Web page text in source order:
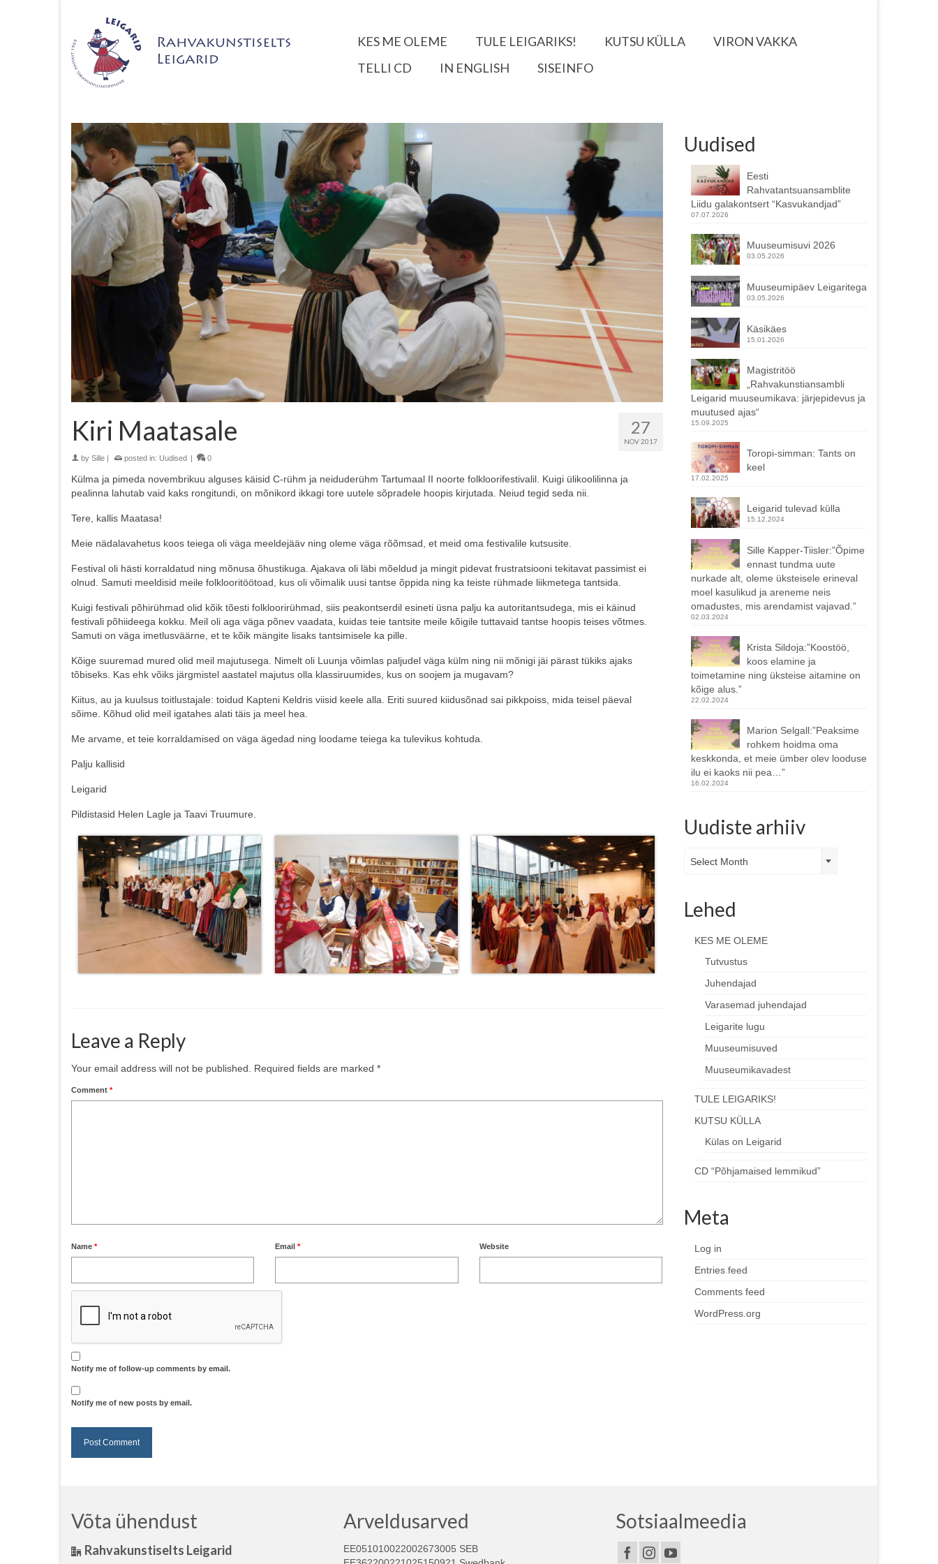
KES ME OLEME TULE LEIGARIKS! KUTSU KÜLLA
VIRON VAKKA
TELLI CD
IN ENGLISH SISEINFO
27
NOV 2017
Kiri Maatasale
by Sille | posted in: Uudised | 0
Külma ja pimeda novembrikuu alguses käisid C-rühm ja neiduderühm Tartumaal II noorte folkloorifestivalil. Kuigi ülikoolilinna ja
pealinna lahutab vaid kaks rongitundi, on mõnikord ikkagi tore uutele sõpradele hoopis kirjutada. Neiud tegid seda nii.
Tere, kallis Maatasa!
Meie nädalavahetus koos teiega oli väga meeldejääv ning oleme väga rõõmsad, et meid oma festivalile kutsusite.
Festival oli hästi korraldatud ning mõnusa õhustikuga. Ajakava oli läbi mõeldud ja mingit pidevat frustratsiooni tekitavat passimist ei
olnud. Samuti meeldisid meile folklooritöötoad, kus oli võimalik uusi tantse õppida ning ka teiste rühmade liikmetega tantsida.
Kuigi festivali põhirühmad olid kõik tõesti folkloorirühmad, siis peakontserdil esineti üsna palju ka autoritantsudega, mis ei käinud
festivali põhiideega kokku. Meil oli aga väga põnev vaadata, kuidas teie tantsite meile kõigile tuttavaid tantse hoopis teises võtmes.
Samuti on väga imetlusväärne, et te kõik mängite lisaks tantsimisele ka pille.
Kõige suuremad mured olid meil majutusega. Nimelt oli Luunja võimlas paljudel väga külm ning nii mõnigi jäi pärast tükiks ajaks
tõbiseks. Kas ehk võiks järgmistel aastatel majutus olla klassiruumides, kus on soojem ja mugavam?
Kiitus, au ja kuulsus toitlustajale: toidud Kapteni Keldris viisid keele alla. Eriti suured kiidusõnad sai pikkpoiss, mida teisel päeval
sõime. Kõhud olid meil igatahes alati täis ja meel hea.
Me arvame, et teie korraldamised on väga ägedad ning loodame teiega ka tulevikus kohtuda.
Palju kallisid
Leigarid
Pildistasid Helen Lagle ja Taavi Truumure.
Leave a Reply
Your email address will not be published. Required fields are marked *
Comment *
Name * Email* Website
Notify me of follow-up comments by email.
Notify me of new posts by email.
Uudised
Eesti
Rahvatantsuansamblite
Liidu galakontsert “Kasvukandjad”
07.07.2026
Muuseumisuvi 2026
03.05.2026
Muuseumipäev Leigaritega
03.05.2026
Käsikäes
15.01.2026
Magistritöö
„Rahvakunstiansambli
Leigarid muuseumikava: järjepidevus ja
muutused ajas“
15.09.2025
Toropi-simman: Tants on
keel
17.02.2025
Leigarid tulevad külla
15.12.2024
Sille Kapper-Tiisler:”Õpime
ennast tundma uute
nurkade alt, oleme üksteisele erineval
moel kasulikud ja areneme neis
omadustes, mis arendamist vajavad.”
02.03.2024
Krista Sildoja:”Koostöö,
koos elamine ja
toimetamine ning üksteise aitamine on
kõige alus.”
22.02.2024
Marion Selgall:”Peaksime
rohkem hoidma oma
keskkonda, et meie ümber olev looduse
ilu ei kaoks nii pea…”
16.02.2024
Uudiste arhiiv
arhiiv
Select Month
Lehed
KES ME OLEME
Tutvustus
Juhendajad
Varasemad juhendajad
Leigarite lugu
Muuseumisuved
Muuseumikavadest
TULE LEIGARIKS!
KUTSU KÜLLA
Külas on Leigarid
CD “Põhjamaised lemmikud”
Meta
Log in
Entries feed
Comments feed
WordPress.org
Võta ühendust
Rahvakunstiselts Leigarid
Arveldusarved
EE051010022002673005 SEB
Sotsiaalmeedia